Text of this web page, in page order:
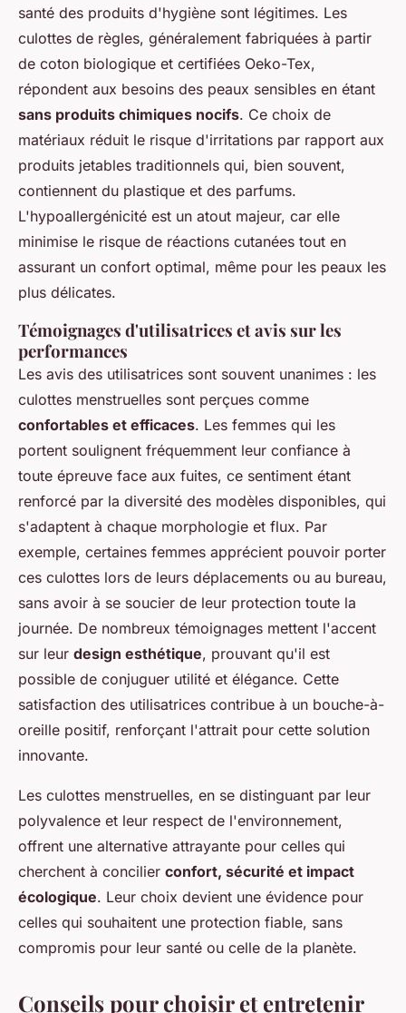
santé des produits d'hygiène sont légitimes. Les
culottes de règles, généralement fabriquées à partir
de coton biologique et certifiées Oeko-Tex,
répondent aux besoins des peaux sensibles en étant
sans produits chimiques nocifs. Ce choix de
matériaux réduit le risque d'irritations par rapport aux
produits jetables traditionnels qui, bien souvent,
contiennent du plastique et des parfums.
L'hypoallergénicité est un atout majeur, car elle
minimise le risque de réactions cutanées tout en
assurant un confort optimal, même pour les peaux les
plus délicates.
Témoignages d'utilisatrices et avis sur les
performances
Les avis des utilisatrices sont souvent unanimes : les
culottes menstruelles sont perçues comme
confortables et efficaces. Les femmes qui les
portent soulignent fréquemment leur confiance à
toute épreuve face aux fuites, ce sentiment étant
renforcé par la diversité des modèles disponibles, qui
s'adaptent à chaque morphologie et flux. Par
exemple, certaines femmes apprécient pouvoir porter
ces culottes lors de leurs déplacements ou au bureau,
sans avoir à se soucier de leur protection toute la
journée. De nombreux témoignages mettent l'accent
sur leur design esthétique, prouvant qu'il est
possible de conjuguer utilité et élégance. Cette
satisfaction des utilisatrices contribue à un bouche-à-
oreille positif, renforçant l'attrait pour cette solution
innovante.
Les culottes menstruelles, en se distinguant par leur
polyvalence et leur respect de l'environnement,
offrent une alternative attrayante pour celles qui
cherchent à concilier confort, sécurité et impact
écologique. Leur choix devient une évidence pour
celles qui souhaitent une protection fiable, sans
compromis pour leur santé ou celle de la planète.
Conseils pour choisir et entretenir